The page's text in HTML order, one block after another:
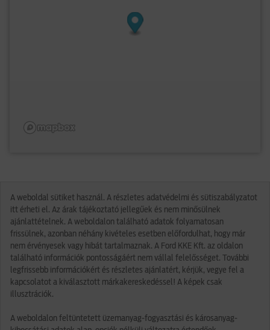
A weboldal sütiket használ. A részletes adatvédelmi és sütiszabályzatot
itt érheti el. Az árak tájékoztató jellegűek és nem minősülnek
ajánlattételnek. A weboldalon található adatok folyamatosan
frissülnek, azonban néhány kivételes esetben előfordulhat, hogy már
nem érvényesek vagy hibát tartalmaznak. A Ford KKE Kft. az oldalon
található információk pontosságáért nem vállal felelősséget. További
legfrissebb információkért és részletes ajánlatért, kérjük, vegye fel a
kapcsolatot a kiválasztott márkakereskedéssel! A képek csak
illusztrációk.
A weboldalon feltüntetett üzemanyag-fogyasztási és károsanyag-